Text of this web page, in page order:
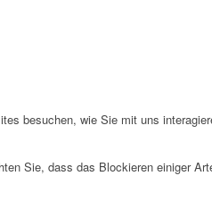
besuchen, wie Sie mit uns
Sie, dass das Blockieren einiger